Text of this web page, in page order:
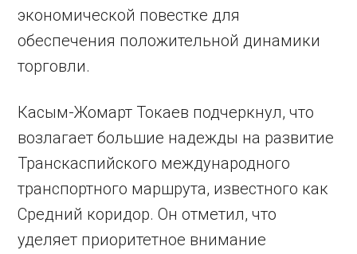
экономической повестке для
обеспечения положительной динамики
торговли.
Касым-Жомарт Токаев подчеркнул, что
возлагает большие надежды на развитие
Транскаспийского международного
транспортного маршрута, известного как
Средний коридор. Он отметил, что
уделяет приоритетное внимание